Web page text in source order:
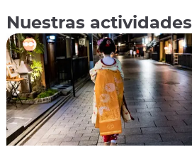
Nuestras actividades